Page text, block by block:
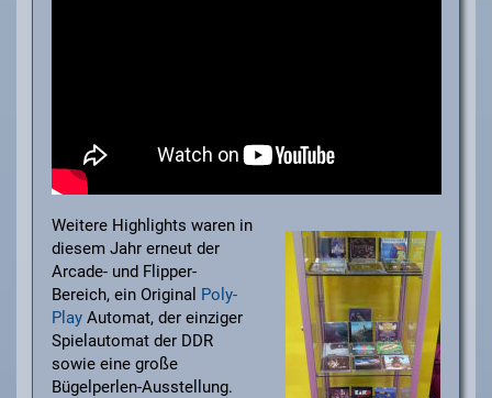
Weitere Highlights waren in
diesem Jahr erneut der
Arcade- und Flipper-
Bereich, ein Original Poly-
PlayAutomat, der einziger
Spielautomat der DDR
sowie eine große
Bügelperlen-Ausstellung.